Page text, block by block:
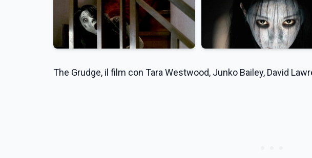
The Grudge, il film con Tara Westwood, Junko Bailey, David